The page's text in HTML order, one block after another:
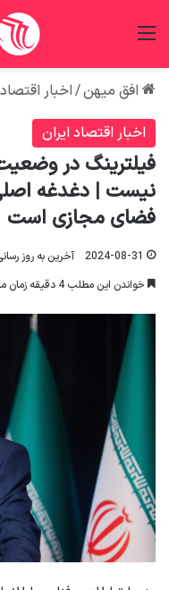
افق میهن/اخبار
اخبار اقتصاد ایران
فیلترینگ در
نیست | دغدغه
فضای مجازی است
2024-08-31 آخرین به روز رسانی: 2024-
خواندن این مطلب 4 دقیقه زمان میبرد